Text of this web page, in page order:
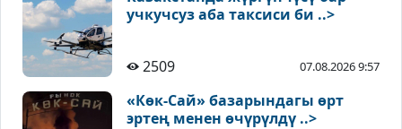
учкучсуз аба таксиси би ..>
2509 07.08.2026 9:57
«Көк-Сай» базарындагы өрт
эртең менен өчүрүлдү ..>